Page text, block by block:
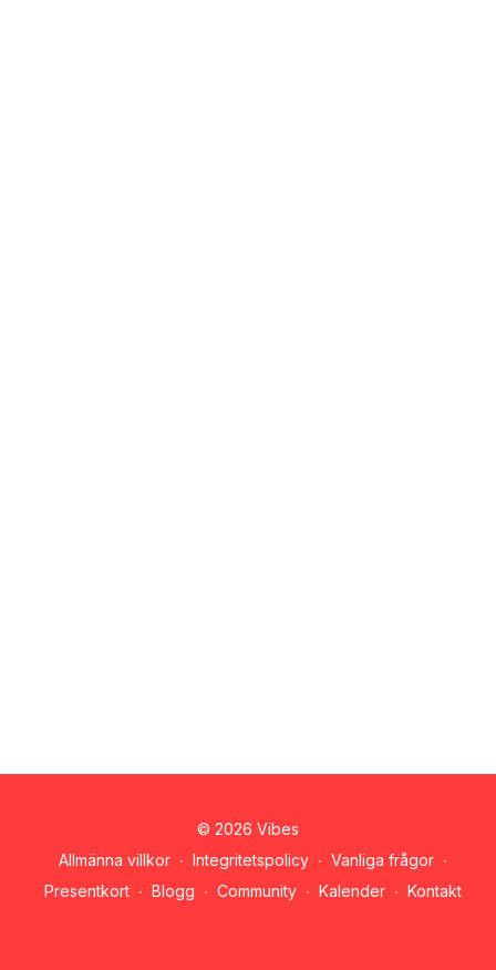
© 2026 Vibes
Allmänna villkor ∙ Integritetspolicy ∙ Vanliga frågor ∙
Presentkort ∙ Blogg ∙ Community ∙ Kalender ∙ Kontakt